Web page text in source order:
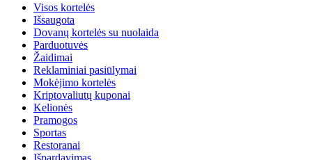
Visos kortelės
Išsaugota
Dovanų kortelės su nuolaida
Parduotuvės
Žaidimai
Reklaminiai pasiūlymai
Mokėjimo kortelės
Kriptovaliutų kuponai
Kelionės
Pramogos
Sportas
Restoranai
Išpardavimas